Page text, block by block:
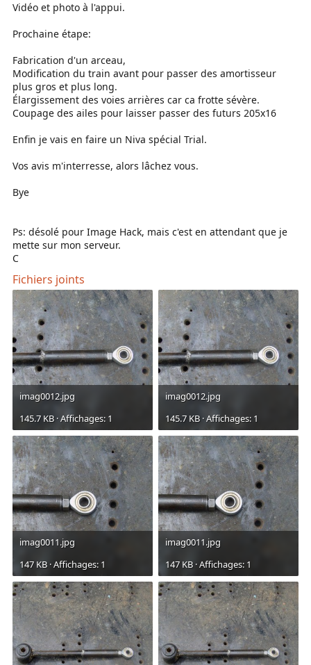
Vidéo et photo à l'appui.
Prochaine étape:
Fabrication d'un arceau,
Modification du train avant pour passer des amortisseur
plus gros et plus long.
Élargissement des voies arrières car ca frotte sévère.
Coupage des ailes pour laisser passer des futurs 205x16
Enfin je vais en faire un Niva spécial Trial.
Vos avis m'interresse, alors lâchez vous.
Bye
Ps: désolé pour Image Hack, mais c'est en attendant que je
mette sur mon serveur.
C
Fichiers joints
imag0012.jpg
145.7 KB · Affichages: 1
imag0012.jpg
145.7 KB · Affichages: 1
imag0011.jpg
147 KB · Affichages: 1
imag0011.jpg
147 KB · Affichages: 1